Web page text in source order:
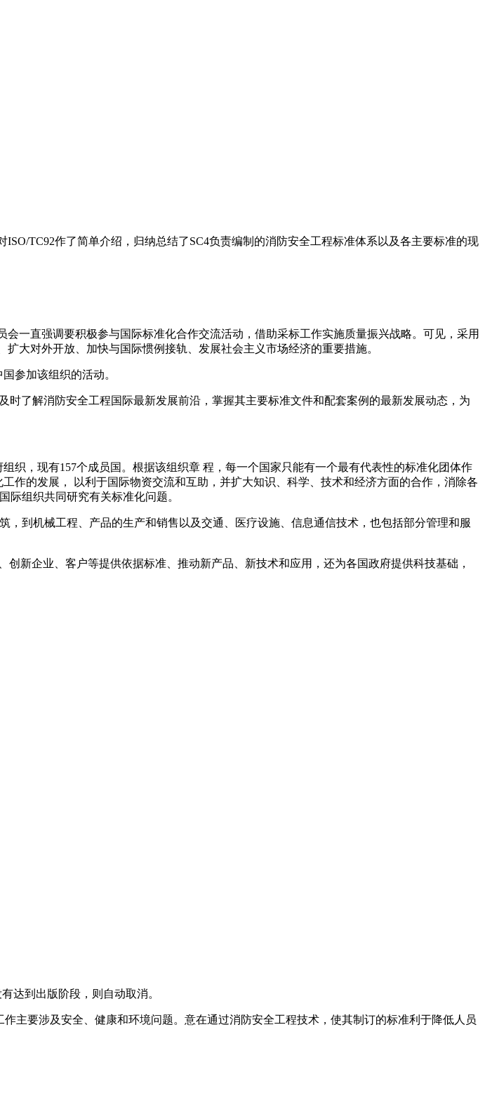
TC92作了简单介绍，归纳总结了SC4负责编制的消防安全工程标准体系以及各主要标准的现
一直强调要积极参与国际标准化合作交流活动，借助采标工作实施质量振兴战略。可见，采用
大对外开放、加快与国际惯例接轨、发展社会主义市场经济的重要措施。
参加该组织的活动。
了解消防安全工程国际最新发展前沿，掌握其主要标准文件和配套案例的最新发展动态，为
，现有157个成员国。根据该组织章 程，每一个国家只能有一个最有代表性的标准化团体作
作的发展， 以利于国际物资交流和互助，并扩大知识、科学、技术和经济方面的合作，消除各
际组织共同研究有关标准化问题。
到机械工程、产品的生产和销售以及交通、医疗设施、信息通信技术，也包括部分管理和服
新企业、客户等提供依据标准、推动新产品、新技术和应用，还为各国政府提供科技基础，
达到出版阶段，则自动取消。
主要涉及安全、健康和环境问题。意在通过消防安全工程技术，使其制订的标准利于降低人员